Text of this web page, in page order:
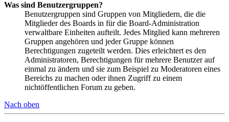
Was sind Benutzergruppen?
Benutzergruppen sind Gruppen von Mitgliedern, die die
Mitglieder des Boards in für die Board-Administration
verwaltbare Einheiten aufteilt. Jedes Mitglied kann mehreren
Gruppen angehören und jeder Gruppe können
Berechtigungen zugeteilt werden. Dies erleichtert es den
Administratoren, Berechtigungen für mehrere Benutzer auf
einmal zu ändern und sie zum Beispiel zu Moderatoren eines
Bereichs zu machen oder ihnen Zugriff zu einem
nichtöffentlichen Forum zu geben.
Nach oben